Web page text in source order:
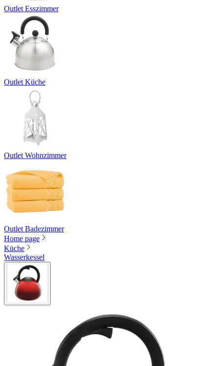
Outlet Esszimmer
Outlet Küche
Outlet Wohnzimmer
Outlet Badezimmer
Home page
Küche
Wasserkessel